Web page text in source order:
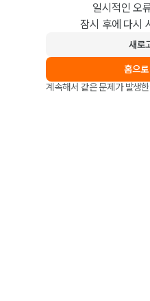
일시적인 오
잠시 후에 다시
새로
홈으
계속해서 같은 문제가 발생